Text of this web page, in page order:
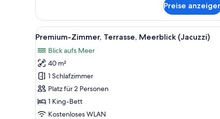
Suite,
Terrasse,
Meerblick
Preise
Alle
Fotos
für
Premium-
Zimmer,
Terrasse,
Meerblick
(Jacuzzi)
Ein Hotelzimmer mit Bett,
5
Premium-Zimmer, Terrasse, Meerblick (Jacuzzi)
Blick aufs Meer
40 m²
1 Schlafzimmer
Platz für 2 Personen
1 King-Bett
Kostenloses WLAN